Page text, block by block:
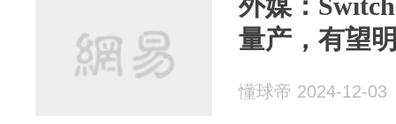
量产，有望
懂球帝 2024-12-03